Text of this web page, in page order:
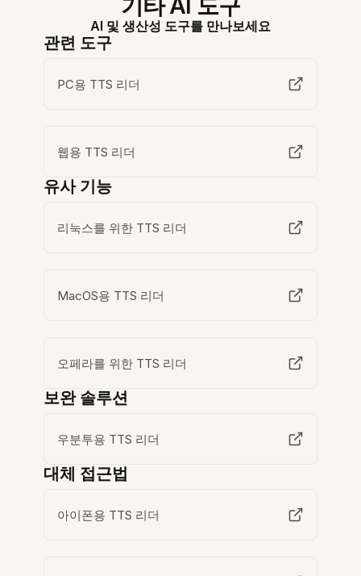
기타 AI 도구
AI 및 생산성 도구를 만나보세요
관련 도구
PC용 TTS 리더
웹용 TTS 리더
유사 기능
리눅스를 위한 TTS 리더
MacOS용 TTS 리더
오페라를 위한 TTS 리더
보완 솔루션
우분투용 TTS 리더
대체 접근법
아이폰용 TTS 리더